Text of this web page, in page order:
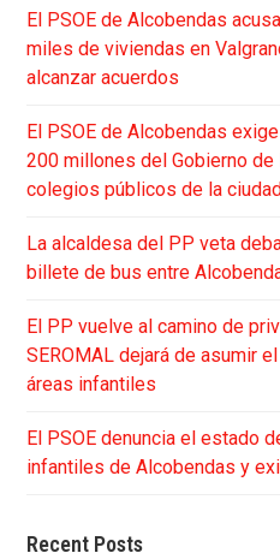
El PSOE de Alcobendas
miles de viviendas en
alcanzar acuerdos
El PSOE de Alcobendas
200 millones del Gobierno
colegios públicos de la ciudad
La alcaldesa del PP veta
billete de bus entre
El PP vuelve al camino de
SEROMAL dejará de asumir
áreas infantiles
El PSOE denuncia el estado
infantiles de Alcobendas y
Recent Posts